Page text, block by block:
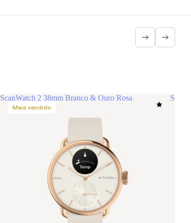
ScanWatch 2 38mm Branco & Ouro Rosa
Mais vendido